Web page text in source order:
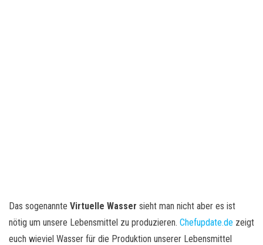
Das sogenannte Virtuelle Wasser sieht man nicht aber es ist
nötig um unsere Lebensmittel zu produzieren. Chefupdate.de zeigt
euch wieviel Wasser für die Produktion unserer Lebensmittel